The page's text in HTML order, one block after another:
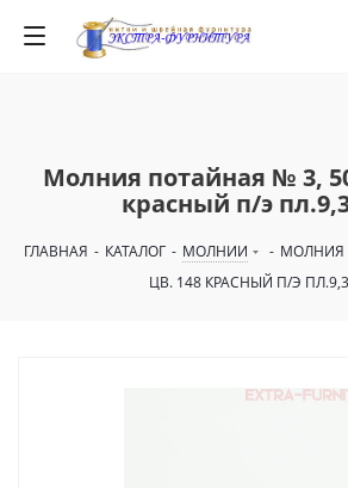
Молния потайная № 3,
красный п/э
ГЛАВНАЯ - КАТАЛОГ - МОЛНИИ - МОЛНИЯ
ЦВ. 148 КРАСНЫЙ П/Э